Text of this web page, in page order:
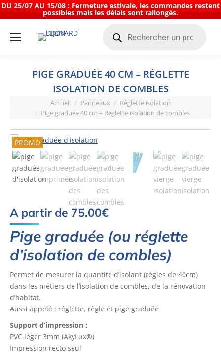
DU 25/07 AU 15/08 : Fermeture estivale, les commandes restent
possibles mais les délais sont rallongés.
produits
PIGE GRADUÉE 40 CM – RÉGLETTE
ISOLATION DE COMBLES
Vous êtes ici :Accueil Panneaux
Réglette isolation
Pige graduée 40 cm – Réglette isolation de combles
PROMO
A partir de 75.00€
Pige graduée (ou réglette
d’isolation de combles)
Permet de mesurer la quantité d’isolant (règles de 40cm)
dans les métiers de l’isolation de combles, de la rénovation
d’habitat.
Aussi appelé : réglette, règle et pige graduée
Support d’impression :
PVC léger 3mm (AkyLux®)
Impression recto seul